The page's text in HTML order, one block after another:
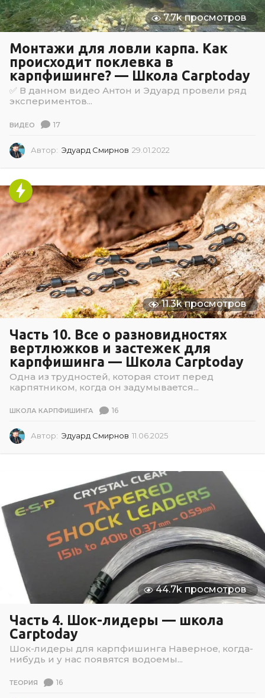
7.7k просмотров
Монтажи для ловли карпа. Как
происходит поклевка в
карпфишинге? — Школа Carptoday
✅ В данном видео Антон и Эдуард провели ряд
экспериментов...
ВИДЕО 17
Автор: Эдуард Смирнов 29.01.2022
0
.
0
2
2
11.3k просмотров
Часть 10. Все о разновидностях
вертлюжков и застежек для
карпфишинга — Школа Carptoday
Одна из трудностей, которая стоит перед
карпятником, когда он задумывается...
ШКОЛА КАРПФИШИНГА 16
Автор: Эдуард Смирнов 11.06.2025
0
6
.
2
2
5
44.7k просмотров
Часть 4. Шок-лидеры — школа
Carptoday
Шок-лидеры для карпфишинга Наверное, когда-
нибудь и у нас появятся водоемы...
ТЕОРИЯ 16